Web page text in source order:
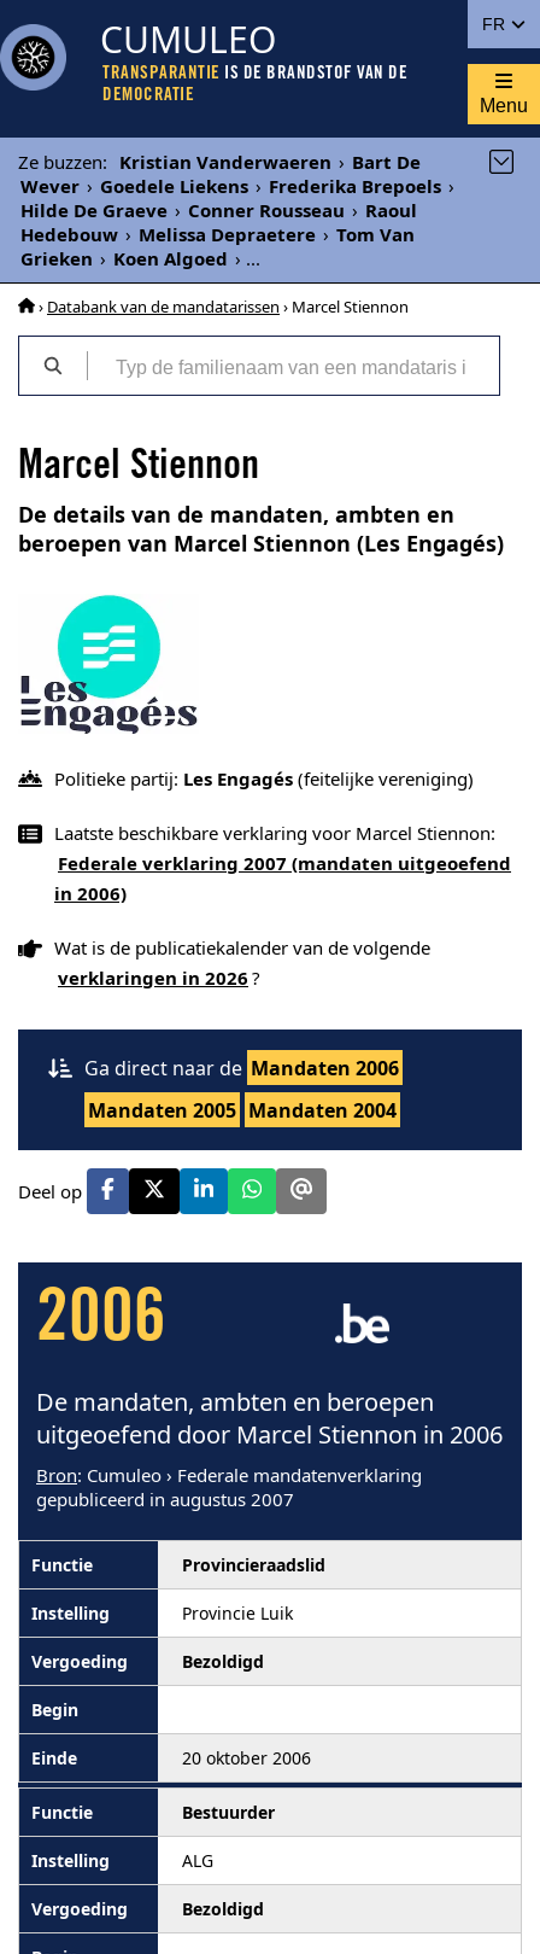
FR
CUMULEO
TRANSPARANTIE IS DE BRANDSTOF VAN DE
DEMOCRATIE
Menu
Ze buzzen: Kristian Vanderwaeren › Bart De
Wever › Goedele Liekens › Frederika Brepoels ›
Hilde De Graeve › Conner Rousseau › Raoul
Hedebouw › Melissa Depraetere › Tom Van
Grieken › Koen Algoed › ...
› Databank van de mandatarissen › Marcel Stiennon
Marcel Stiennon
De details van de mandaten, ambten en
beroepen van Marcel Stiennon (Les Engagés)
Politieke partij: Les Engagés (feitelijke vereniging)
Laatste beschikbare verklaring voor Marcel Stiennon:
Federale verklaring 2007 (mandaten uitgeoefend
in 2006)
Wat is de publicatiekalender van de volgende
verklaringen in 2026 ?
Ga direct naar de Mandaten 2006
Mandaten 2005 Mandaten 2004
Deel op
2006
De mandaten, ambten en beroepen
uitgeoefend door Marcel Stiennon in 2006
Bron: Cumuleo › Federale mandatenverklaring
gepubliceerd in augustus 2007
Provincieraadslid
Provincie Luik
Bezoldigd
20 oktober 2006
Bestuurder
ALG
Bezoldigd